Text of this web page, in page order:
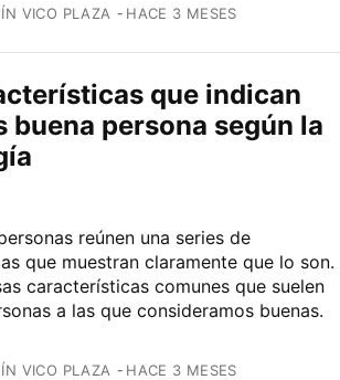
VICO PLAZA HACE 3 MESES
que indican
buena persona según la
reúnen una series de
que muestran claramente que lo son.
características comunes que suelen
a las que consideramos buenas.
VICO PLAZA HACE 3 MESES